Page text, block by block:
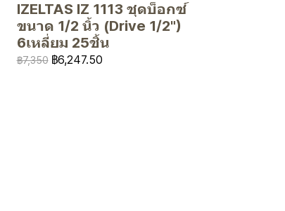
IZELTAS IZ 1113 ชุดบ็อกซ์
ขนาด 1/2 นิ้ว (Drive 1/2")
6เหลี่ยม 25ชิ้น
฿7,350 ฿6,247.50